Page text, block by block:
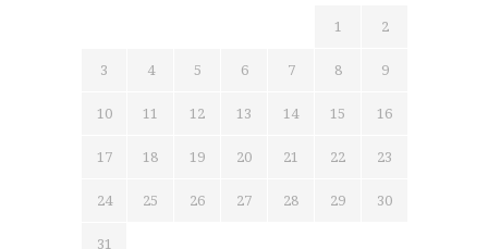
1 2
3 4 5 6 7 8 9
10 11 12 13 14 15 16
17 18 19 20 21 22 23
24 25 26 27 28 29 30
31